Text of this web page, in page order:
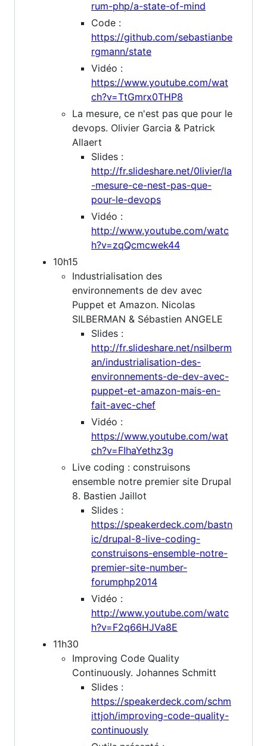
rum-php/a-state-of-mind
Code :
https://github.com/sebastianbe
rgmann/state
Vidéo :
https://www.youtube.com/wat
ch?v=TtGmrx0THP8
La mesure, ce n'est pas que pour le
devops. Olivier Garcia & Patrick
Allaert
Slides :
http://fr.slideshare.net/0livier/la
-mesure-ce-nest-pas-que-
pour-le-devops
Vidéo :
http://www.youtube.com/watc
h?v=zqQcmcwek44
10h15
Industrialisation des
environnements de dev avec
Puppet et Amazon. Nicolas
SILBERMAN & Sébastien ANGELE
Slides :
http://fr.slideshare.net/nsilberm
an/industrialisation-des-
environnements-de-dev-avec-
puppet-et-amazon-mais-en-
fait-avec-chef
Vidéo :
https://www.youtube.com/wat
ch?v=FIhaYethz3g
Live coding : construisons
ensemble notre premier site Drupal
8. Bastien Jaillot
Slides :
https://speakerdeck.com/bastn
ic/drupal-8-live-coding-
construisons-ensemble-notre-
premier-site-number-
forumphp2014
Vidéo :
http://www.youtube.com/watc
h?v=F2q66HJVa8E
11h30
Improving Code Quality
Continuously. Johannes Schmitt
Slides :
https://speakerdeck.com/schm
ittjoh/improving-code-quality-
continuously